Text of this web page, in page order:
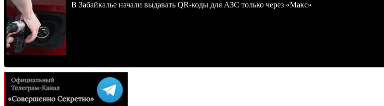
В Забайкалье начали выдавать QR-коды для АЗС только через «Макс»